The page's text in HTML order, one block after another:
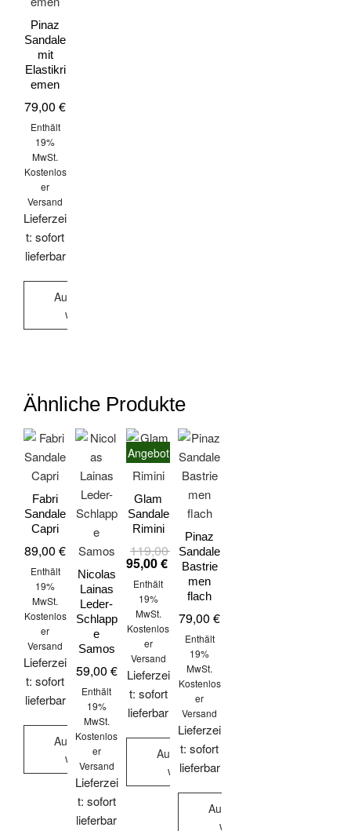
Pinaz
Sandale
mit
Elastikri
emen
79,00€
Enthält
19%
MwSt.
Kostenlos
er
Versand
Lieferzei
t: sofort
lieferbar
Ausführung
wählen
mehrere
Varianten
auf.
Die
Optionen
können
auf
der
Produktseite
werden
Ähnliche Produkte
Fabri
Sandale
Capri
89,00€
Enthält
19%
MwSt.
Kostenlos
er
Versand
Lieferzei
t: sofort
lieferbar
Ausführung
wählen
Dieses
Produkt
Nicolas
Lainas
Leder-
Schlapp
e
Samos
59,00 €
Enthält
19%
MwSt.
Kostenlos
er
Versand
Lieferzei
t: sofort
lieferbar
Angebot!
Glam
Sandale
Rimini
119,00 Ursprünglicher
Preis
war:
119,00 €
95,00€
Aktueller
Preis
ist:
95,00 €.
Enthält
19%
MwSt.
Kostenlos
er
Versand
Lieferzei
t: sofort
lieferbar
Ausführung
wählen
Dieses
Pinaz
Sandale
Bastrie
men
flach
79,00€
Enthält
19%
MwSt.
Kostenlos
er
Versand
Lieferzei
t: sofort
lieferbar
Ausführung
wählen